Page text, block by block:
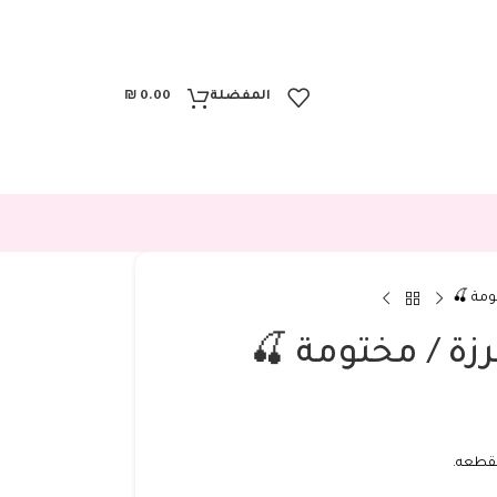
المفضلة ₪ 0.00
🍒
/ مختومة 🍒